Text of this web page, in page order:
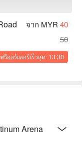
จาก MYR 40
50
พรีออร์เดอร์เร็วสุด: 13:30
Arena